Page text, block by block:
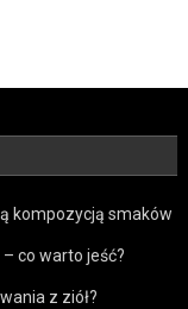
kompozycją smaków
co warto jeść?
z ziół?